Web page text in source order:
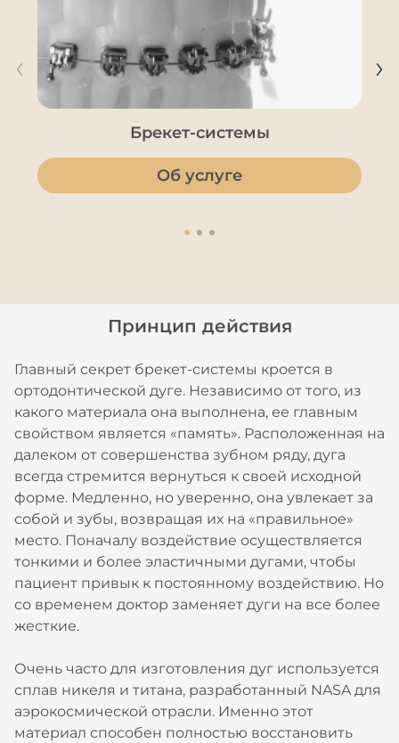
Брекет-системы
Об услуге
Принцип действия
Главный секрет брекет-системы кроется в
ортодонтической дуге. Независимо от того, из
какого материала она выполнена, ее главным
свойством является «память». Расположенная на
далеком от совершенства зубном ряду, дуга
всегда стремится вернуться к своей исходной
форме. Медленно, но уверенно, она увлекает за
собой и зубы, возвращая их на «правильное»
место. Поначалу воздействие осуществляется
тонкими и более эластичными дугами, чтобы
пациент привык к постоянному воздействию. Но
со временем доктор заменяет дуги на все более
жесткие.
Очень часто для изготовления дуг используется
сплав никеля и титана, разработанный NASA для
аэрокосмической отрасли. Именно этот
материал способен полностью восстановить